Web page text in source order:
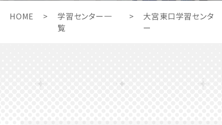
HOME >
学習センター一
覧
>
大宮東口学習センタ
ー